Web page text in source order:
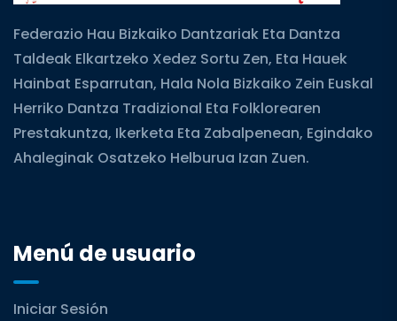
Federazio Hau Bizkaiko Dantzariak Eta Dantza
Taldeak Elkartzeko Xedez Sortu Zen, Eta Hauek
Hainbat Esparrutan, Hala Nola Bizkaiko Zein Euskal
Herriko Dantza Tradizional Eta Folklorearen
Prestakuntza, Ikerketa Eta Zabalpenean, Egindako
Ahaleginak Osatzeko Helburua Izan Zuen.
Menú de usuario
Iniciar Sesión